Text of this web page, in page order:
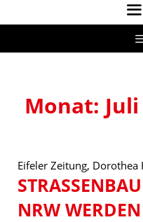
Monat:
Eifeler Zeitung, Dorothea
RW WERDEN